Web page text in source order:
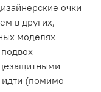
очки
в других,
моделях
(помимо